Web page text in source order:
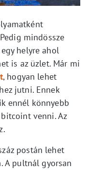
mindössze
helyre ahol
is az üzlet. Már mi
, hogyan lehet
jutni. Ennek
ennél könnyebb
venni. Az
postán lehet
A pultnál gyorsan